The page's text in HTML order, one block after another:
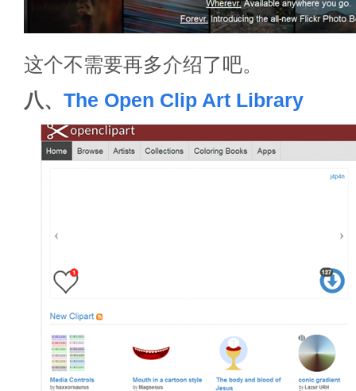
这个不需要再多介绍了吧。
八、 The Open Clip Art Library